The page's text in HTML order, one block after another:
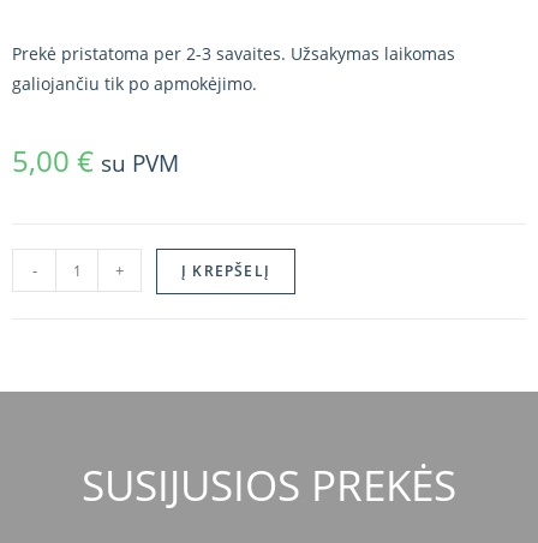
Prekė pristatoma per 2-3 savaites. Užsakymas laikomas
galiojančiu tik po apmokėjimo.
5,00 € su PVM
- + Į KREPŠELĮ
SUSIJUSIOS PREKĖS